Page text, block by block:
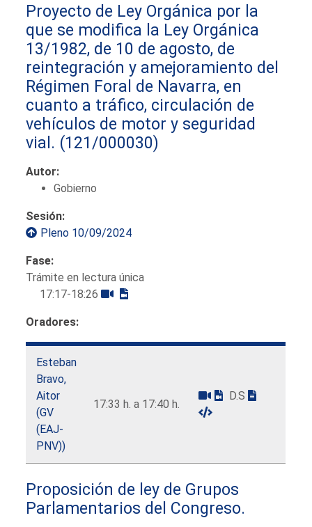
Proyecto de Ley Orgánica por la
que se modifica la Ley Orgánica
13/1982, de 10 de agosto, de
reintegración y amejoramiento del
Régimen Foral de Navarra, en
cuanto a tráfico, circulación de
vehículos de motor y seguridad
vial. (121/000030)
Autor:
Gobierno
Sesión:
Pleno 10/09/2024
Fase:
Trámite en lectura única
17:17-18:26
Oradores:
Esteban
Bravo,
Aitor
(GV
(EAJ-
PNV))
17:33 h. a 17:40 h.
D.S
Proposición de ley de Grupos
Parlamentarios del Congreso.